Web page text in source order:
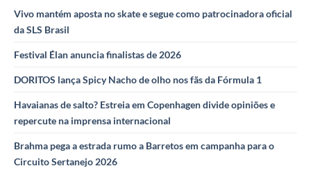
Vivo mantém aposta no skate e segue como patrocinadora oficial
da SLS Brasil
Festival Élan anuncia finalistas de 2026
DORITOS lança Spicy Nacho de olho nos fãs da Fórmula 1
Havaianas de salto? Estreia em Copenhagen divide opiniões e
repercute na imprensa internacional
Brahma pega a estrada rumo a Barretos em campanha para o
Circuito Sertanejo 2026